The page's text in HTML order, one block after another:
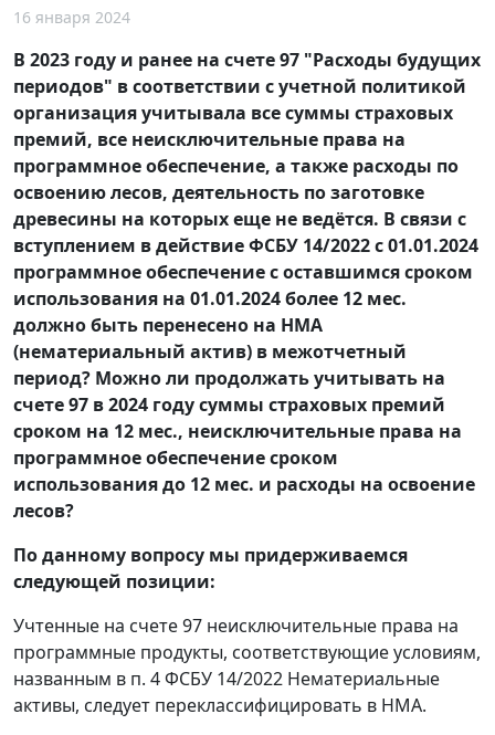
16 января 2024
В 2023 году и ранее на счете 97 "Расходы будущих
периодов" в соответствии с учетной политикой
организация учитывала все суммы страховых
премий, все неисключительные права на
программное обеспечение, а также расходы по
освоению лесов, деятельность по заготовке
древесины на которых еще не ведётся. В связи с
вступлением в действие ФСБУ 14/2022 с 01.01.2024
программное обеспечение с оставшимся сроком
использования на 01.01.2024 более 12 мес.
должно быть перенесено на НМА
(нематериальный актив) в межотчетный
период? Можно ли продолжать учитывать на
счете 97 в 2024 году суммы страховых премий
сроком на 12 мес., неисключительные права на
программное обеспечение сроком
использования до 12 мес. и расходы на освоение
лесов?
По данному вопросу мы придерживаемся
следующей позиции:
Учтенные на счете 97 неисключительные права на
программные продукты, соответствующие условиям,
названным в п. 4 ФСБУ 14/2022 Нематериальные
активы, следует переклассифицировать в НМА.